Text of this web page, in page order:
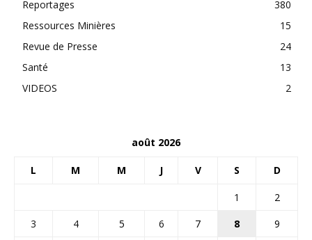
Reportages
380
Ressources Minières
15
Revue de Presse
24
Santé
13
VIDEOS
2
août 2026
L M M J V S D
1
2
3
4 5 6 7 8
9